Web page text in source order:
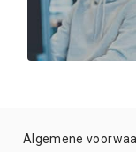
Algemene